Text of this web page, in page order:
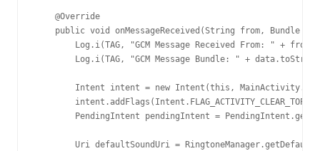
    @Override
public void onMessageReceived(String from, Bundle
        Log.i(TAG, "GCM Message Received From: " + from);
Log.i(TAG, "GCM Message Bundle: " +
Intent intent = new Intent(this,
        intent.addFlags(Intent.FLAG_ACTIVITY_CLEAR_TOP);
PendingIntent pendingIntent =
Uri defaultSoundUri =